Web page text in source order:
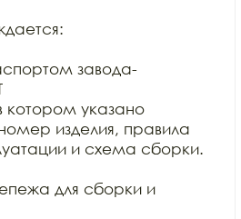
завода-
котором указано
изделия, правила
и схема сборки.
для сборки и